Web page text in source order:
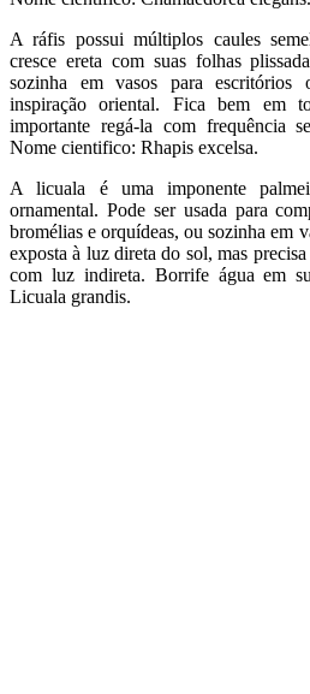
A ráfis possui múltiplos caules
cresce ereta com suas folhas
sozinha em vasos para
inspiração oriental. Fica bem em
importante regá-la com frequência
Nome cientifico: Rhapis excelsa.
A licuala é uma imponente
ornamental. Pode ser usada para
bromélias e orquídeas, ou sozinha em
exposta à luz direta do sol, mas
com luz indireta. Borrife água em
Licuala grandis.